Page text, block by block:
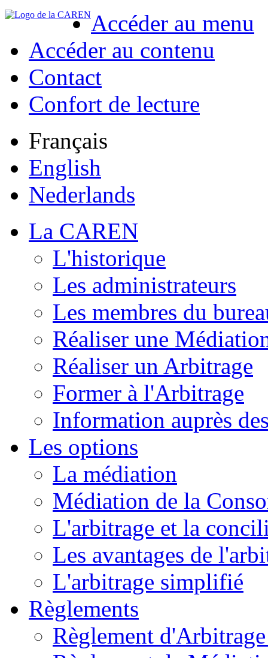
Accéder au menu
Accéder au contenu
Contact
Confort de lecture
Français
English
Nederlands
La CAREN
L'historique
Les administrateurs
Les membres du
Réaliser une
Réaliser un Arbitrage
Former à l'Arbitrage
Information auprès
Les options
La médiation
Médiation de la
L'arbitrage et la
Les avantages de
L'arbitrage simplifié
Règlements
Règlement